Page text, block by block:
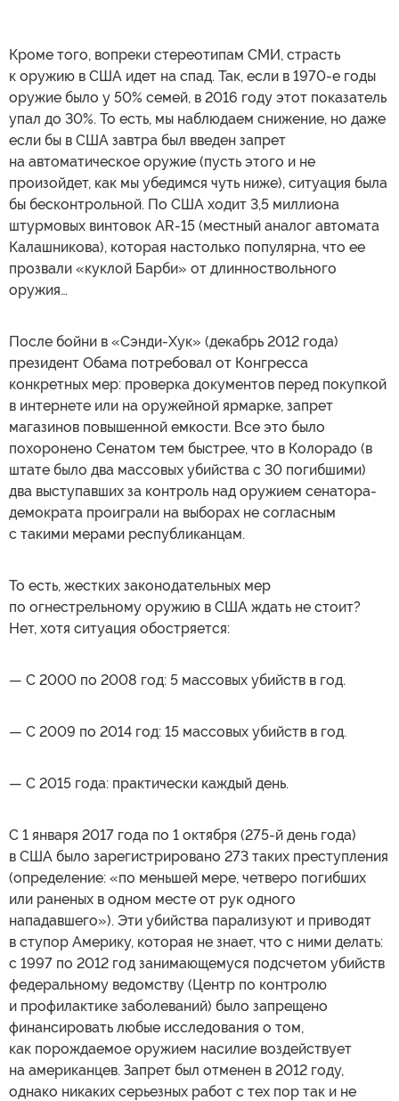
Кроме того, вопреки стереотипам СМИ, страсть
к оружию в США идет на спад. Так, если в 1970-е годы
оружие было у 50% семей, в 2016 году этот показатель
упал до 30%. То есть, мы наблюдаем снижение, но даже
если бы в США завтра был введен запрет
на автоматическое оружие (пусть этого и не
произойдет, как мы убедимся чуть ниже), ситуация была
бы бесконтрольной. По США ходит 3,5 миллиона
штурмовых винтовок AR-15 (местный аналог автомата
Калашникова), которая настолько популярна, что ее
прозвали «куклой Барби» от длинноствольного
оружия…
После бойни в «Сэнди-Хук» (декабрь 2012 года)
президент Обама потребовал от Конгресса
конкретных мер: проверка документов перед покупкой
в интернете или на оружейной ярмарке, запрет
магазинов повышенной емкости. Все это было
похоронено Сенатом тем быстрее, что в Колорадо (в
штате было два массовых убийства с 30 погибшими)
два выступавших за контроль над оружием сенатора-
демократа проиграли на выборах не согласным
с такими мерами республиканцам.
То есть, жестких законодательных мер
по огнестрельному оружию в США ждать не стоит?
Нет, хотя ситуация обостряется:
— С 2000 по 2008 год: 5 массовых убийств в год.
— С 2009 по 2014 год: 15 массовых убийств в год.
— С 2015 года: практически каждый день.
С 1 января 2017 года по 1 октября (275-й день года)
в США было зарегистрировано 273 таких преступления
(определение: «по меньшей мере, четверо погибших
или раненых в одном месте от рук одного
нападавшего»). Эти убийства парализуют и приводят
в ступор Америку, которая не знает, что с ними делать:
с 1997 по 2012 год занимающемуся подсчетом убийств
федеральному ведомству (Центр по контролю
и профилактике заболеваний) было запрещено
финансировать любые исследования о том,
как порождаемое оружием насилие воздействует
на американцев. Запрет был отменен в 2012 году,
однако никаких серьезных работ с тех пор так и не